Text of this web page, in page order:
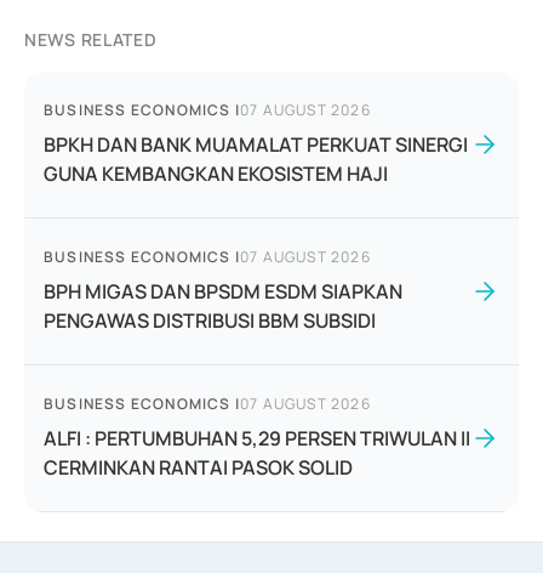
NEWS RELATED
BUSINESS ECONOMICS |07 AUGUST 2026
BPKH DAN BANK MUAMALAT PERKUAT SINERGI
GUNA KEMBANGKAN EKOSISTEM HAJI
BUSINESS ECONOMICS |07 AUGUST 2026
BPH MIGAS DAN BPSDM ESDM SIAPKAN
PENGAWAS DISTRIBUSI BBM SUBSIDI
BUSINESS ECONOMICS |07 AUGUST 2026
ALFI : PERTUMBUHAN 5,29 PERSEN TRIWULAN II
CERMINKAN RANTAI PASOK SOLID